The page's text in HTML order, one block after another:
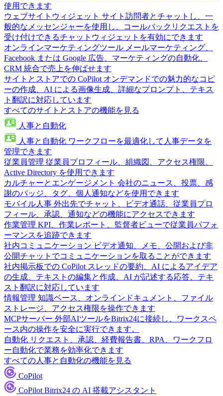
使用できます
ウェブサイトウィジェット サイト訪問者とチャットし、一
般的なメッセンジャーを使用し、コールバックリクエストを
受け付けできるチャットウィジェットを有効にできます
オンラインマーケティングツール メールマーケティング、
Facebook または Google 広告、マーケティングの自動化、
CRM 統合で売上を伸ばせます
サイトとストアでの CoPilot オンデマンドでの魅力的なコピ
ーの作成、AI による画像生成、詳細なプロンプト、テキス
ト翻訳に対応しています
すべてのサイトとストアの機能を見る
人事と自動化
人事と自動化 ワークフローを最適化して人事データを
管理できます
従業員管理 従業員プロフィール、組織図、アクセス権限、
Active Directory を使用できます
カルチャーとエンゲージメント 会社のニュース、投票、感
謝のバッジ、タグ、個人通知などを使用できます
モバイル人事 外出先でチャット、ビデオ通話、従業員プロ
フィール、承認、通知などの機能にアクセスできます
作業管理 KPI、作業レポート、監督者ビューで従業員パフォ
ーマンスを追跡できます
社内コミュニケーション ビデオ通知、メモ、公開および非
公開チャットでコミュニケーションを取ることができます
社内掲示板での CoPilot スレッドの要約、AI によるアイデア
の生成、テキストの編集と作成、AI が記述する応答、テキ
スト翻訳に対応しています
情報管理 知識ベース、オンラインドキュメント、ファイル
ストレージ、アクセス権限を操作できます
MCPサーバー 外部AIツールをBitrix24に接続し、ワークスペ
ース内の操作を安全に実行できます。
自動化 リクエスト、承認、経費報告書、RPA、ワークフロ
ー自動化で業務を効率化できます
すべての人事と自動化の機能を見る
CoPilot
CoPilot Bitrix24 の AI 搭載アシスタント